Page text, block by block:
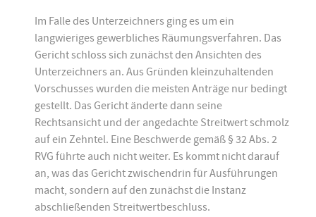
Im Falle des Unterzeichners ging es um ein
langwieriges gewerbliches Räumungsverfahren. Das
Gericht schloss sich zunächst den Ansichten des
Unterzeichners an. Aus Gründen kleinzuhaltenden
Vorschusses wurden die meisten Anträge nur bedingt
gestellt. Das Gericht änderte dann seine
Rechtsansicht und der angedachte Streitwert schmolz
auf ein Zehntel. Eine Beschwerde gemäß § 32 Abs. 2
RVG führte auch nicht weiter. Es kommt nicht darauf
an, was das Gericht zwischendrin für Ausführungen
macht, sondern auf den zunächst die Instanz
abschließenden Streitwertbeschluss.